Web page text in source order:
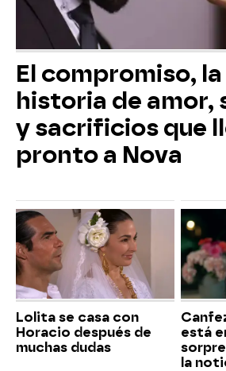
El compromiso, la
historia de amor,
y sacrificios que
pronto a Nova
Lolita se casa con
Horacio después de
muchas dudas
está
la